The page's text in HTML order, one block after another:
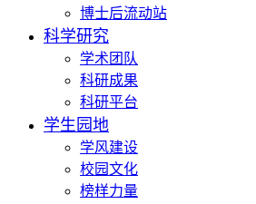
博士后流动站
科学研究
学术团队
科研成果
科研平台
学生园地
学风建设
校园文化
榜样力量